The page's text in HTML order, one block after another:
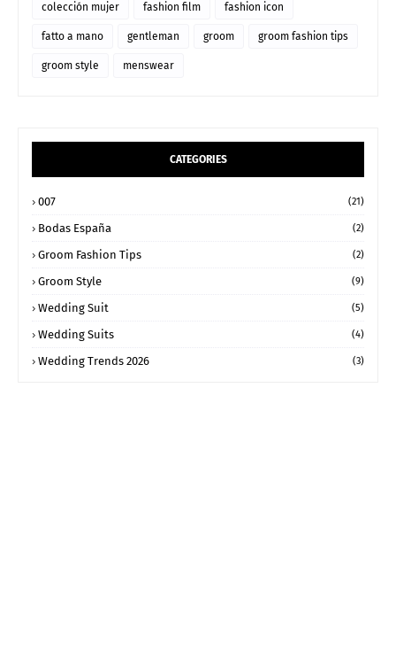
colección mujer fashion film fashion icon
fatto a mano gentleman groom groom fashion tips
groom style menswear
CATEGORIES
007 (21)
Bodas España (2)
Groom Fashion Tips (2)
Groom Style (9)
Wedding Suit (5)
Wedding Suits (4)
Wedding Trends 2026 (3)